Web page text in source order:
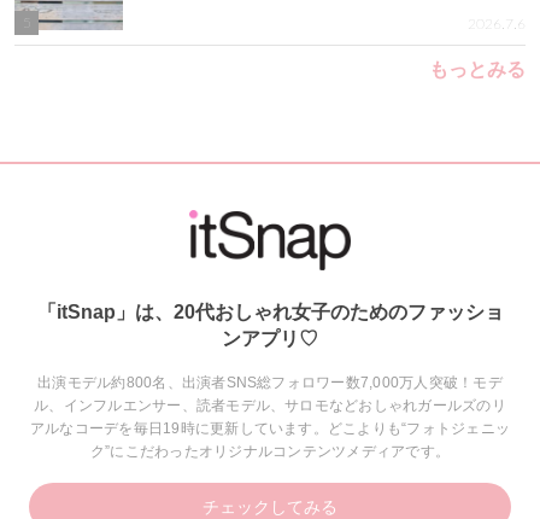
2026.7.6
もっとみる
「itSnap」は、20代おしゃれ女子のためのファッショ
ンアプリ♡
出演モデル約800名、出演者SNS総フォロワー数7,000万人突破！モデ
ル、インフルエンサー、読者モデル、サロモなどおしゃれガールズのリ
アルなコーデを毎日19時に更新しています。どこよりも“フォトジェニッ
ク”にこだわったオリジナルコンテンツメディアです。
チェックしてみる